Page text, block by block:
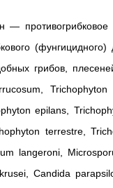
противогрибковое
грибов,
Trichophyton
epilans,
terrestre,
langeroni,
Candida